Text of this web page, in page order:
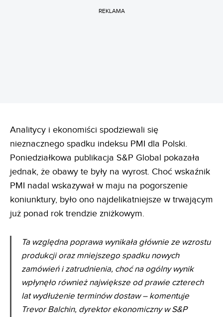
REKLAMA
Analitycy i ekonomiści spodziewali się
nieznacznego spadku indeksu PMI dla Polski.
Poniedziałkowa publikacja S&P Global pokazała
jednak, że obawy te były na wyrost. Choć wskaźnik
PMI nadal wskazywał w maju na pogorszenie
koniunktury, było ono najdelikatniejsze w trwającym
już ponad rok trendzie zniżkowym.
Ta względna poprawa wynikała głównie ze wzrostu
produkcji oraz mniejszego spadku nowych
zamówień i zatrudnienia, choć na ogólny wynik
wpłynęło również największe od prawie czterech
lat wydłużenie terminów dostaw – komentuje
Trevor Balchin, dyrektor ekonomiczny w S&P